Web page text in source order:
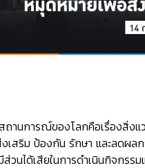
ถานการณ์ของโลกคือเรื่องสิ่งแ
สริม ป้องกัน รักษา และลดผ
วนได้เสียในการดำเนินกิจก